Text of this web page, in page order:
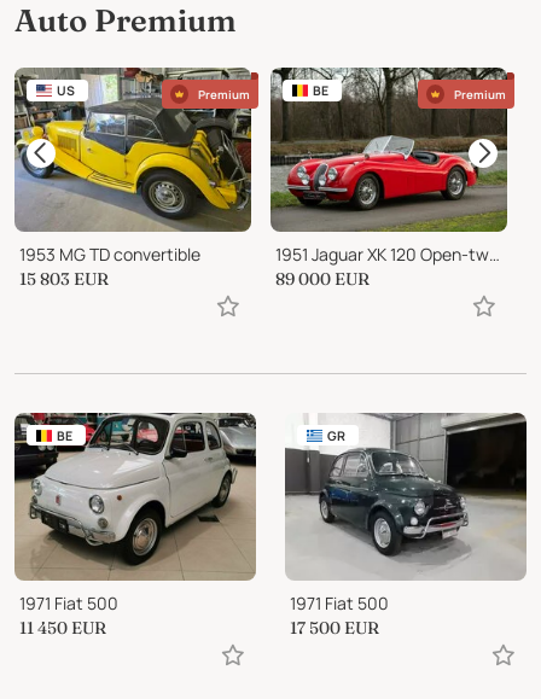
Auto Premium
US Premium
1953 MG TD convertible
15 803 EUR
BE Premium
1951 Jaguar XK 120 Open-two-seater
89 000 EUR
BE
1971 Fiat 500
11 450 EUR
GR
1971 Fiat 500
17 500 EUR